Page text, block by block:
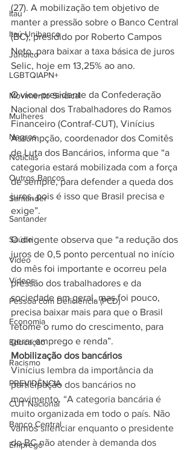
Itaú
Itaú Unibanco
Jurídico
LGBTQIAPN+
Movimento Sindical
Mulheres
Negros
Notícias
Outros Bancos
Santander
Santander
Saúde
Vídeo
Vídeos
Pessoa com Deficiência (PCD)
Economia
Educação
Racismo
PREVIDÊNCIA
CUT Nacional
Banco Central
Emprego
(27). A mobilização tem objetivo de
manter a pressão sobre o Banco Central
(BC), presidido por Roberto Campos
Neto, para baixar a taxa básica de juros
Selic, hoje em 13,25% ao ano.
O vice-presidente da Confederação
Nacional dos Trabalhadores do Ramos
Financeiro (Contraf-CUT), Vinícius
Assumpção, coordenador dos Comitês
de Luta dos Bancários, informa que “a
categoria estará mobilizada com a força
de sempre, para defender a queda dos
juros, pois é isso que Brasil precisa e
exige”.
O dirigente observa que “a redução dos
juros de 0,5 ponto percentual no início
do mês foi importante e ocorreu pela
pressão dos trabalhadores e da
sociedade em geral, mas foi pouco,
precisa baixar mais para que o Brasil
retome o rumo do crescimento, para
gerar emprego e renda”.
Mobilização dos bancários
Vinícius lembra da importância da
participação dos bancários no
movimento. “A categoria bancária é
muito organizada em todo o país. Não
vamos silenciar enquanto o presidente
do BC não atender à demanda dos